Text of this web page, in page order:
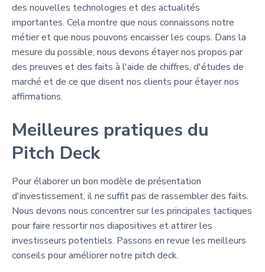
des nouvelles technologies et des actualités
importantes. Cela montre que nous connaissons notre
métier et que nous pouvons encaisser les coups. Dans la
mesure du possible, nous devons étayer nos propos par
des preuves et des faits à l'aide de chiffres, d'études de
marché et de ce que disent nos clients pour étayer nos
affirmations.
Meilleures pratiques du
Pitch Deck
Pour élaborer un bon modèle de présentation
d'investissement, il ne suffit pas de rassembler des faits.
Nous devons nous concentrer sur les principales tactiques
pour faire ressortir nos diapositives et attirer les
investisseurs potentiels. Passons en revue les meilleurs
conseils pour améliorer notre pitch deck.